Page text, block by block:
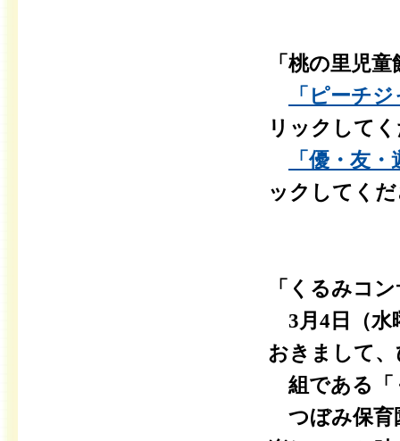
「桃の里児
「ピーチ
リックして
「優・友
ックしてく
「くるみコ
3月4日（水
おきまして
組である「
つぼみ保育